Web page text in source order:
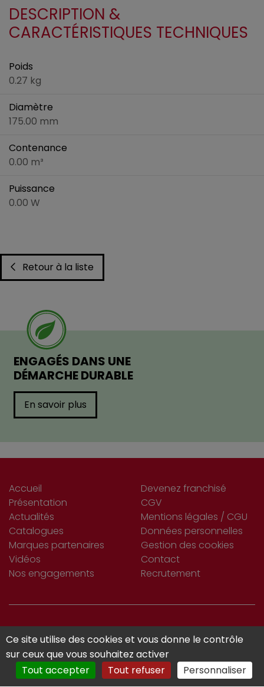
DESCRIPTION &
CARACTÉRISTIQUES TECHNIQUES
Poids
0.27 kg
Diamètre
175.00 mm
Contenance
0.00 m³
Puissance
0.00 W
Retour à la liste
ENGAGÉS DANS UNE
DÉMARCHE DURABLE
En savoir plus
Accueil
Présentation
Actualités
Catalogues
Marques partenaires
Vidéos
Nos engagements
Devenez franchisé
CGV
Mentions légales / CGU
Données personnelles
Gestion des cookies
Contact
Recrutement
S’INSCRIRE
À LA NEWSLETTER
Je m'abonne
Ce site utilise des cookies et vous donne le contrôle
sur ceux que vous souhaitez activer
Tout accepter
Tout refuser Personnaliser